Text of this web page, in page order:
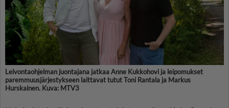
Leivontaohjelman juontajana jatkaa Anne Kukkohovi ja leipomukset
paremmuusjärjestykseen laittavat tutut Toni Rantala ja Markus
Hurskainen. Kuva: MTV3